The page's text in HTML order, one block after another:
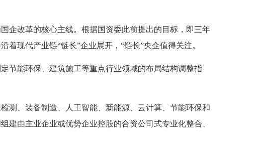
改革的核心主线。根据国资委此前提出的目标，即三年
现代产业链“链长”企业展开，“链长”央企值得关注。
能环保、建筑施工等重点行业领域的布局结构调整指
、装备制造、人工智能、新能源、云计算、节能环保和
建由主业企业或优势企业控股的合资公司式专业化整合、